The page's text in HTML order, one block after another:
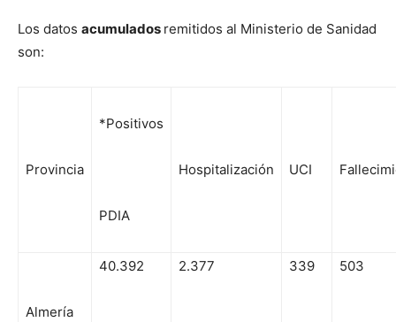
Los datos acumulados remitidos al Ministerio de Sanidad
son:
Provincia
*Positivos
PDIA
Hospitalización UCI
Almería
40.392 2.377 339 503